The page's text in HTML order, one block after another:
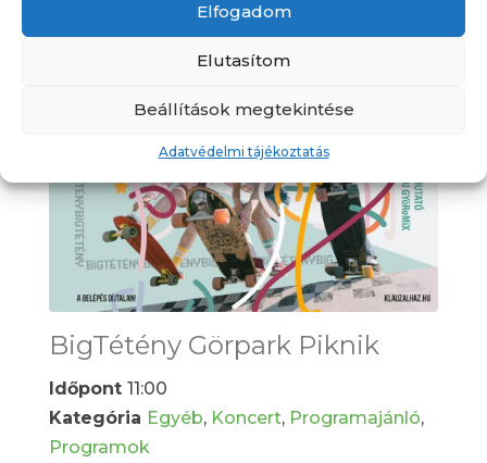
Elfogadom
Elutasítom
Beállítások megtekintése
Adatvédelmi tájékoztatás
BigTétény Görpark Piknik
Időpont 11:00
Kategória Egyéb, Koncert, Programajánló,
Programok